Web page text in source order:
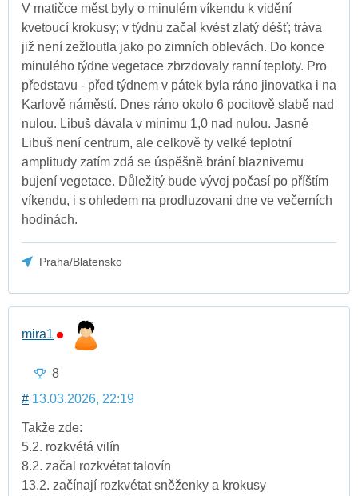
V matičce měst byly o minulém víkendu k vidění
kvetoucí krokusy; v týdnu začal kvést zlatý déšť; tráva
již není zežloutla jako po zimních oblevách. Do konce
minulého týdne vegetace zbrzdovaly ranní teploty. Pro
představu - před týdnem v pátek byla ráno jinovatka i na
Karlově náměstí. Dnes ráno okolo 6 pocitově slabě nad
nulou. Libuš dávala v minimu 1,0 nad nulou. Jasně
Libuš není centrum, ale celkově ty velké teplotní
amplitudy zatím zdá se úspěšně brání blaznivemu
bujení vegetace. Důležitý bude vývoj počasí po příštím
víkendu, i s ohledem na prodluzovani dne ve večerních
hodinách.
Praha/Blatensko
mira1
8
# 13.03.2026, 22:19
Takže zde:
5.2. rozkvétá vilín
8.2. začal rozkvétat talovín
13.2. začínají rozkvétat sněženky a krokusy